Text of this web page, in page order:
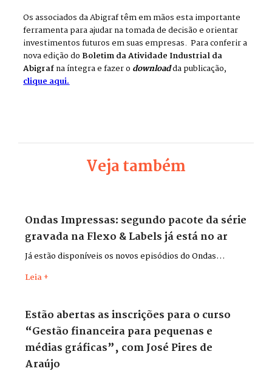
Os associados da Abigraf têm em mãos esta importante
ferramenta para ajudar na tomada de decisão e orientar
investimentos futuros em suas empresas. Para conferir a
nova edição do Boletim da Atividade Industrial da
Abigrafna íntegra e fazer o downloadda publicação,
clique aqui.
Veja também
Ondas Impressas: segundo pacote da série
gravada na Flexo & Labels já está no ar
Já estão disponíveis os novos episódios do Ondas
Pack 2026, que aconteceu entre os dias 26 e 29 de maio,
Leia +
Estão abertas as inscrições para o curso
“Gestão financeira para pequenas e
médias gráficas”, com José Pires de
Araújo